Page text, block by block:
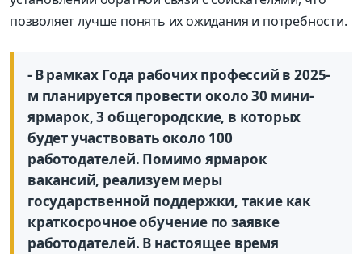
позволяет лучше понять их ожидания и потребности.
- В рамках Года рабочих профессий в 2025-
м планируется провести около 30 мини-
ярмарок, 3 общегородские, в которых
будет участвовать около 100
работодателей. Помимо ярмарок
вакансий, реализуем меры
государственной поддержки, такие как
краткосрочное обучение по заявке
работодателей. В настоящее время